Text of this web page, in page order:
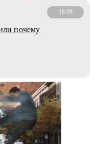
18.08
почему